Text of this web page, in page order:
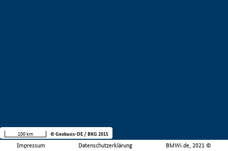
Impressum Datenschutzerklärung BMWi.de, 2021 ©
100 km © Geobasis-DE / BKG 2015